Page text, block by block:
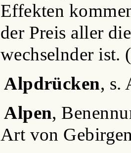
Effekten
der Preis aller
wechselnder ist.
Alpdrücken, s.
Alpen,
Art von